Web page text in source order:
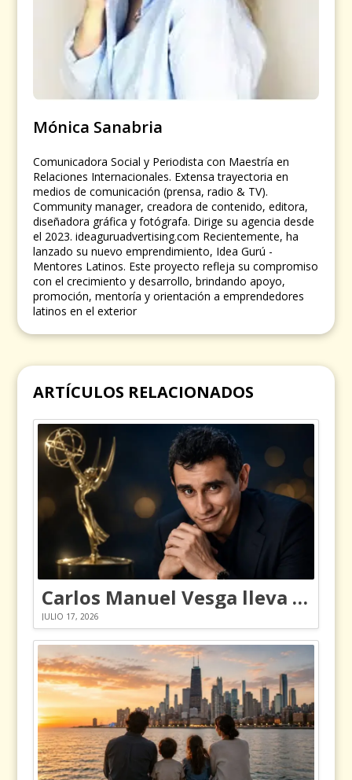
Mónica Sanabria
Comunicadora Social y Periodista con Maestría en
Relaciones Internacionales. Extensa trayectoria en
medios de comunicación (prensa, radio & TV).
Community manager, creadora de contenido, editora,
diseñadora gráfica y fotógrafa. Dirige su agencia desde
el 2023. ideaguruadvertising.com Recientemente, ha
lanzado su nuevo emprendimiento, Idea Gurú -
Mentores Latinos. Este proyecto refleja su compromiso
con el crecimiento y desarrollo, brindando apoyo,
promoción, mentoría y orientación a emprendedores
latinos en el exterior
ARTÍCULOS RELACIONADOS
Carlos Manuel Vesga lleva el nombre de Colombia a los Emmy
JULIO 17, 2026